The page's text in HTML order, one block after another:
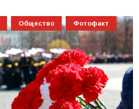
Общество Фотофакт